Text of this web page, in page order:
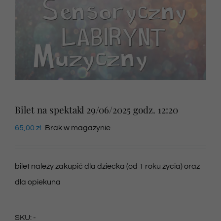
SKLEP VOD
Bilet na spektakl 29/06/2025 godz. 12:20
65,00 zł Brak w magazynie
bilet należy zakupić dla dziecka (od 1 roku życia) oraz
dla opiekuna
SKU: -